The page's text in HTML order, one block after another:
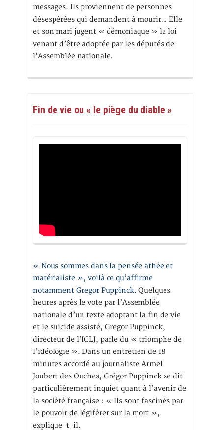
messages. Ils proviennent de personnes
désespérées qui demandent à mourir… Elle
et son mari jugent « démoniaque » la loi
venant d’être adoptée par les députés de
l’Assemblée nationale.
Fin de vie ou « le piège du diable »
« Nous sommes dans la pensée athée et
matérialiste », voilà ce qu’affirme
notamment Gregor Puppinck. Quelques
heures après le vote par l’Assemblée
nationale d’un texte adoptant la fin de vie
et le suicide assisté, Gregor Puppinck,
directeur de l’ICLJ, parle du « triomphe de
l’idéologie ». Dans un entretien de 18
minutes accordé au journaliste Armel
Joubert des Ouches, Grégor Puppinck se dit
particulièrement inquiet quant à l’avenir de
la société française : « Ils sont fascinés par
le pouvoir de légiférer sur la mort »,
explique-t-il.